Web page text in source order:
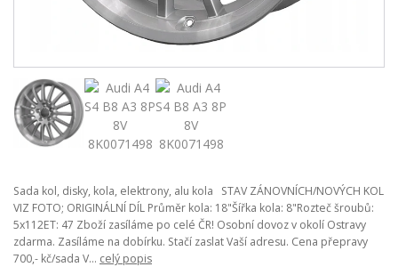
Sada kol, disky, kola, elektrony, alu kola STAV ZÁNOVNÍCH/NOVÝCH KOL
VIZ FOTO; ORIGINÁLNÍ DÍL Průměr kola: 18"Šířka kola: 8"Rozteč šroubů:
5x112ET: 47 Zboží zasíláme po celé ČR! Osobní dovoz v okolí Ostravy
zdarma. Zasíláme na dobírku. Stačí zaslat Vaší adresu. Cena přepravy
700,- kč/sada V... celý popis